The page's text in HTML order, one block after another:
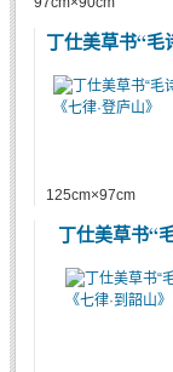
丁仕美草书“毛
125cm×97cm
丁仕美草书“